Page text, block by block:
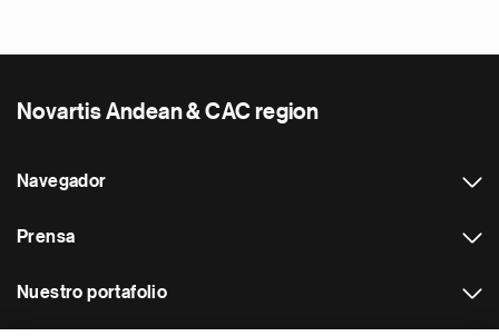
Novartis Andean & CAC region
Navegador
Prensa
Nuestro portafolio